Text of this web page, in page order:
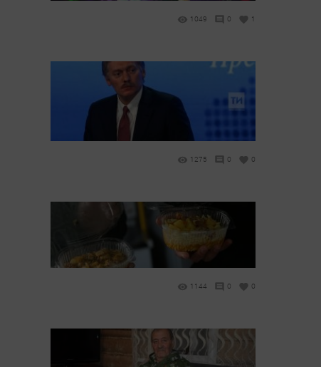
1049 0 1
1275 0 0
1144 0 0